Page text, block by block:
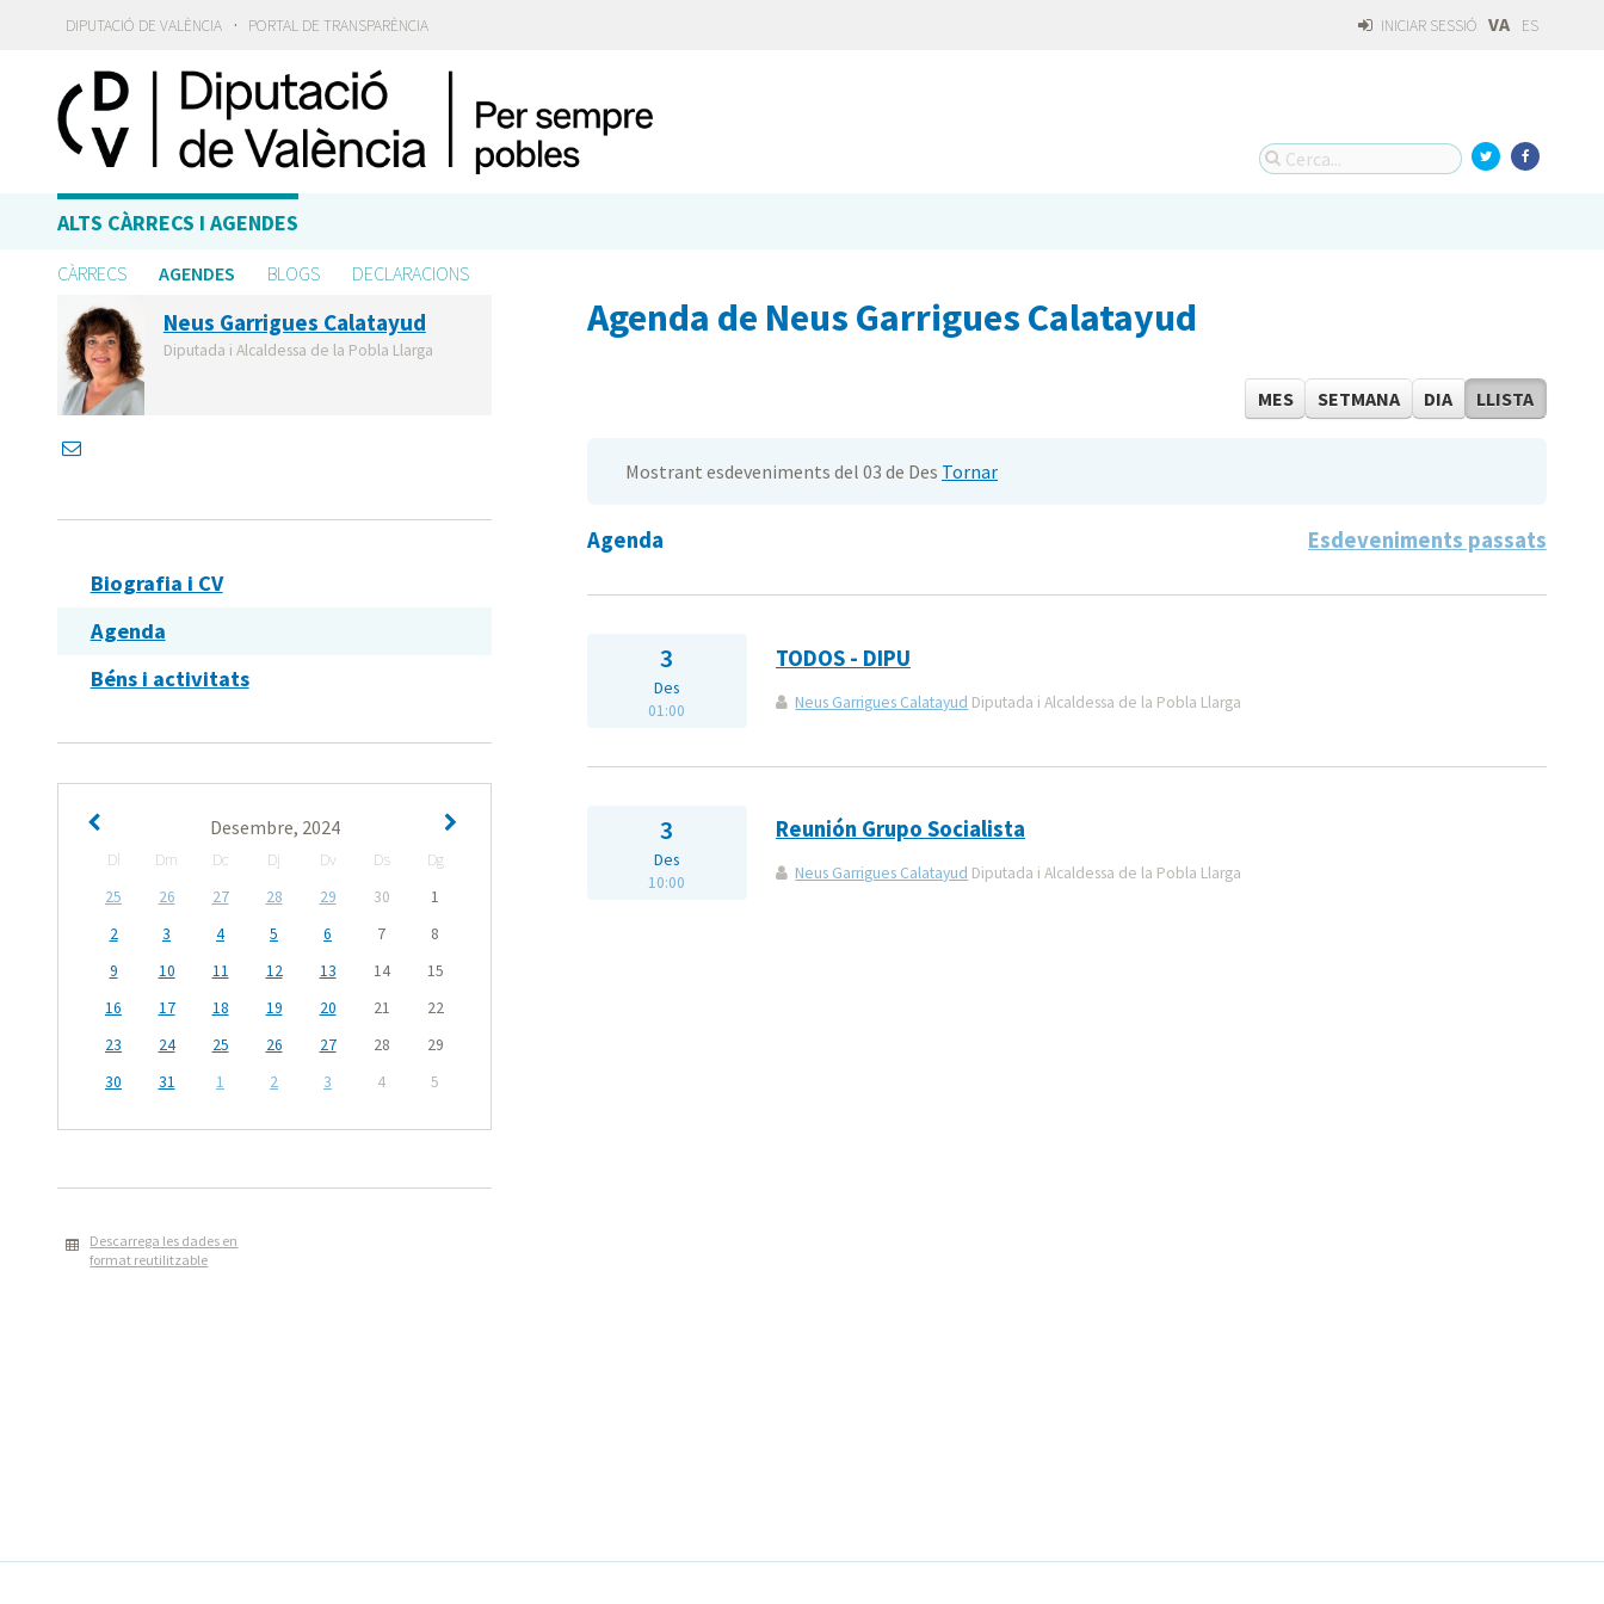
DIPUTACIÓ DE VALÈNCIA · PORTAL DE TRANSPARÈNCIA INICIAR SESSIÓ VA ES
ALTS CÀRRECS I AGENDES
CÀRRECS AGENDES BLOGS DECLARACIONS
Neus Garrigues Calatayud
Diputada i Alcaldessa de la Pobla Llarga
Biografia i CV
Agenda
Béns i activitats
Desembre, 2024
Dl Dm Dc Dj Dv Ds
Dg
25
26 27 28 29 30
1
2
3 4 5 6 7
8
9
10 11 12 13 14
15
16
17 18 19 20 21
22
23
24 25 26 27 28
29
30
31 1 2 3 4 5
Descarrega les dades en
format reutilitzable
Agenda de Neus Garrigues Calatayud
MES SETMANA DIA LLISTA
Mostrant esdeveniments del 03 de Des Tornar
Agenda Esdeveniments passats
3
Des
01:00
TODOS - DIPU
Neus Garrigues Calatayud Diputada i Alcaldessa de la Pobla Llarga
3
Des
10:00
Reunión Grupo Socialista
Neus Garrigues Calatayud Diputada i Alcaldessa de la Pobla Llarga